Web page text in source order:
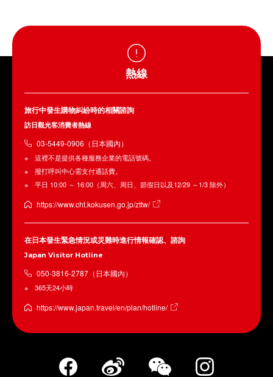
熱線
旅行中發生購物糾紛時的相關諮詢
訪日觀光客消費者熱線
03-5449-0906（日本國內）
這裡不是提供各種服務企業的電話號碼。
撥打呼叫中心需支付通話費。
平日 10:00 ～ 16:00（周六、周日、節假日以及12/29 ～1/3 除外）
https://www.cht.kokusen.go.jp/zttw/
在日本發生緊急情況或災難時進行情報確認、諮詢
Japan Visitor Hotline
050-3816-2787（日本國內）
365天24小時
https://www.japan.travel/en/plan/hotline/